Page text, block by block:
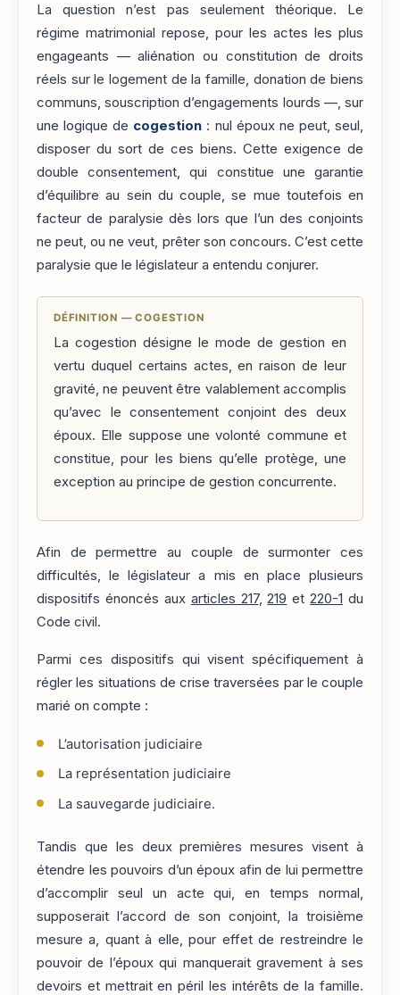
La question n’est pas seulement théorique. Le
régime matrimonial repose, pour les actes les plus
engageants — aliénation ou constitution de droits
réels sur le logement de la famille, donation de biens
communs, souscription d’engagements lourds —, sur
une logique de cogestion : nul époux ne peut, seul,
disposer du sort de ces biens. Cette exigence de
double consentement, qui constitue une garantie
d’équilibre au sein du couple, se mue toutefois en
facteur de paralysie dès lors que l’un des conjoints
ne peut, ou ne veut, prêter son concours. C’est cette
paralysie que le législateur a entendu conjurer.
DÉFINITION — COGESTION
La cogestion désigne le mode de gestion en
vertu duquel certains actes, en raison de leur
gravité, ne peuvent être valablement accomplis
qu’avec le consentement conjoint des deux
époux. Elle suppose une volonté commune et
constitue, pour les biens qu’elle protège, une
exception au principe de gestion concurrente.
Afin de permettre au couple de surmonter ces
difficultés, le législateur a mis en place plusieurs
dispositifs énoncés aux articles 217,219 et220-1 du
Code civil.
Parmi ces dispositifs qui visent spécifiquement à
régler les situations de crise traversées par le couple
marié on compte :
L’autorisation judiciaire
La représentation judiciaire
La sauvegarde judiciaire.
Tandis que les deux premières mesures visent à
étendre les pouvoirs d’un époux afin de lui permettre
d’accomplir seul un acte qui, en temps normal,
supposerait l’accord de son conjoint, la troisième
mesure a, quant à elle, pour effet de restreindre le
pouvoir de l’époux qui manquerait gravement à ses
devoirs et mettrait en péril les intérêts de la famille.